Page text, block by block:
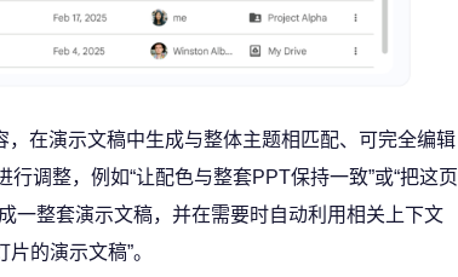
在演示文稿中生成与整体主题相匹配、可完全编辑
调整，例如“让配色与整套PPT保持一致”或“把这页
一整套演示文稿，并在需要时自动利用相关上下文
的演示文稿”。